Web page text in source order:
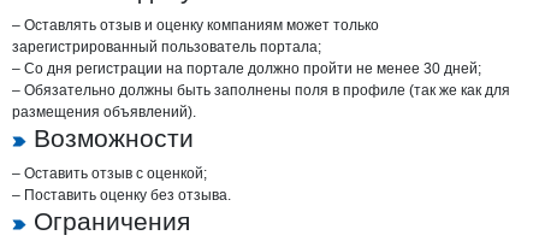
– Оставлять отзыв и оценку компаниям может только
зарегистрированный пользователь портала;
– Со дня регистрации на портале должно пройти не менее 30 дней;
– Обязательно должны быть заполнены поля в профиле (так же как для
размещения объявлений).
Возможности
– Оставить отзыв с оценкой;
– Поставить оценку без отзыва.
Ограничения